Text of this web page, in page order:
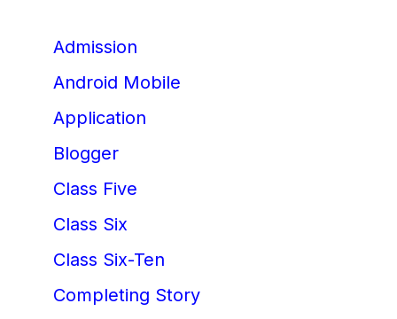
Admission
Android Mobile
Application
Blogger
Class Five
Class Six
Class Six-Ten
Completing Story